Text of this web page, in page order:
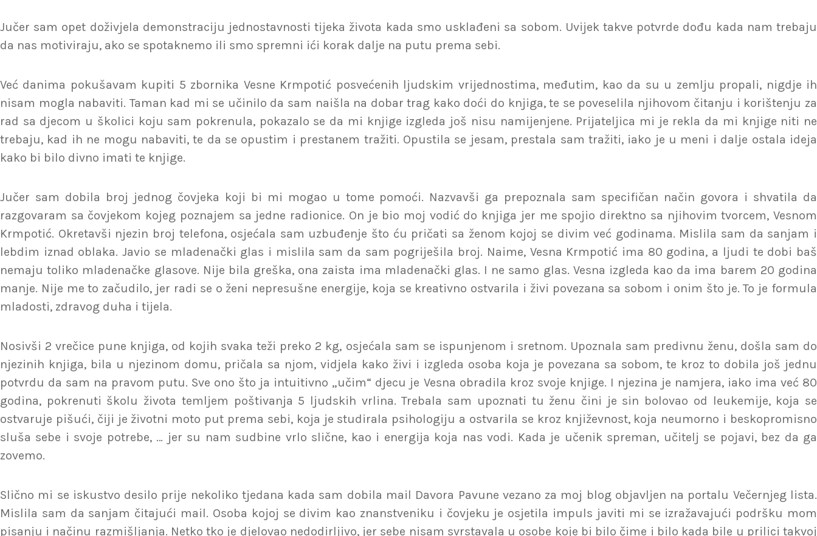
Jučer sam opet doživjela demonstraciju jednostavnosti tijeka života kada smo usklađeni sa sobom. Uvijek takve potvrde dođu kada nam trebaju
da nas motiviraju, ako se spotaknemo ili smo spremni ići korak dalje na putu prema sebi.
Već danima pokušavam kupiti 5 zbornika Vesne Krmpotić posvećenih ljudskim vrijednostima, međutim, kao da su u zemlju propali, nigdje ih
nisam mogla nabaviti. Taman kad mi se učinilo da sam naišla na dobar trag kako doći do knjiga, te se poveselila njihovom čitanju i korištenju za
rad sa djecom u školici koju sam pokrenula, pokazalo se da mi knjige izgleda još nisu namijenjene. Prijateljica mi je rekla da mi knjige niti ne
trebaju, kad ih ne mogu nabaviti, te da se opustim i prestanem tražiti. Opustila se jesam, prestala sam tražiti, iako je u meni i dalje ostala ideja
kako bi bilo divno imati te knjige.
Jučer sam dobila broj jednog čovjeka koji bi mi mogao u tome pomoći. Nazvavši ga prepoznala sam specifičan način govora i shvatila da
razgovaram sa čovjekom kojeg poznajem sa jedne radionice. On je bio moj vodić do knjiga jer me spojio direktno sa njihovim tvorcem, Vesnom
Krmpotić. Okretavši njezin broj telefona, osjećala sam uzbuđenje što ću pričati sa ženom kojoj se divim već godinama. Mislila sam da sanjam i
lebdim iznad oblaka. Javio se mladenački glas i mislila sam da sam pogriješila broj. Naime, Vesna Krmpotić ima 80 godina, a ljudi te dobi baš
nemaju toliko mladenačke glasove. Nije bila greška, ona zaista ima mladenački glas. I ne samo glas. Vesna izgleda kao da ima barem 20 godina
manje. Nije me to začudilo, jer radi se o ženi nepresušne energije, koja se kreativno ostvarila i živi povezana sa sobom i onim što je. To je formula
mladosti, zdravog duha i tijela.
Nosivši 2 vrečice pune knjiga, od kojih svaka teži preko 2 kg, osjećala sam se ispunjenom i sretnom. Upoznala sam predivnu ženu, došla sam do
njezinih knjiga, bila u njezinom domu, pričala sa njom, vidjela kako živi i izgleda osoba koja je povezana sa sobom, te kroz to dobila još jednu
potvrdu da sam na pravom putu. Sve ono što ja intuitivno „učim“ djecu je Vesna obradila kroz svoje knjige. I njezina je namjera, iako ima već 80
godina, pokrenuti školu života temljem poštivanja 5 ljudskih vrlina. Trebala sam upoznati tu ženu čini je sin bolovao od leukemije, koja se
ostvaruje pišući, čiji je životni moto put prema sebi, koja je studirala psihologiju a ostvarila se kroz književnost, koja neumorno i beskopromisno
sluša sebe i svoje potrebe, … jer su nam sudbine vrlo slične, kao i energija koja nas vodi. Kada je učenik spreman, učitelj se pojavi, bez da ga
zovemo.
Slično mi se iskustvo desilo prije nekoliko tjedana kada sam dobila mail Davora Pavune vezano za moj blog objavljen na portalu Večernjeg lista.
Mislila sam da sanjam čitajući mail. Osoba kojoj se divim kao znanstveniku i čovjeku je osjetila impuls javiti mi se izražavajući podršku mom
pisanju i načinu razmišljanja. Netko tko je djelovao nedodirljivo, jer sebe nisam svrstavala u osobe koje bi bilo čime i bilo kada bile u prilici takvoj